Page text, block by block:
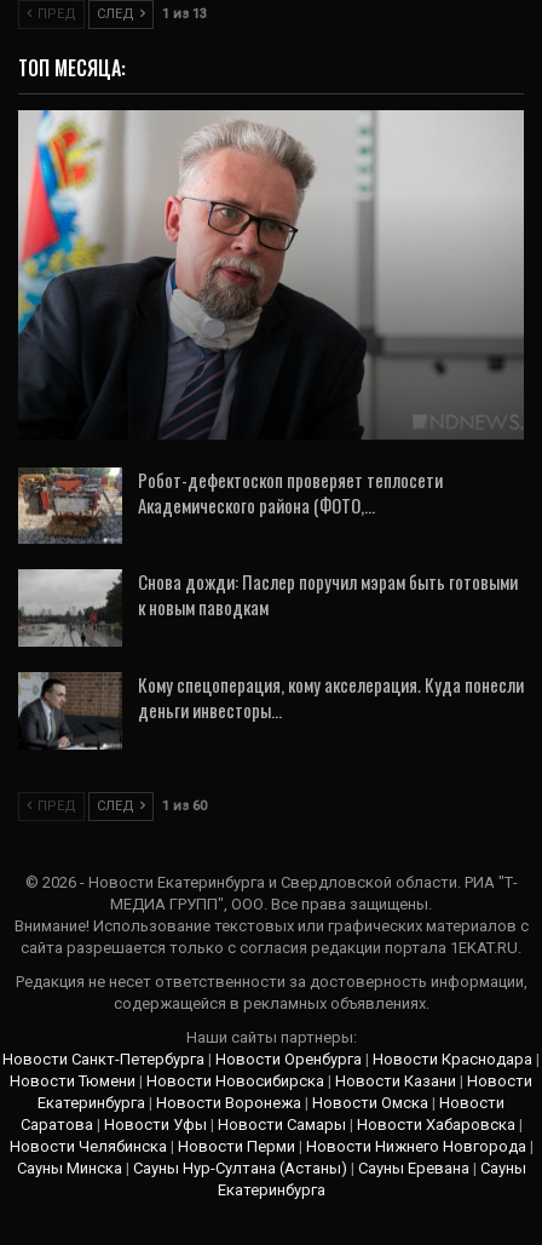
ПРЕД СЛЕД 1 из 13
ТОП МЕСЯЦА:
ИНТЕРВЬЮ
Квесты и квизы, ярмарки и субсидии:
департамент труда рассказал, что
помогает…
Робот-дефектоскоп проверяет теплосети
Академического района (ФОТО,…
Снова дожди: Паслер поручил мэрам быть готовыми
к новым паводкам
Кому спецоперация, кому акселерация. Куда понесли
деньги инвесторы…
ПРЕД СЛЕД 1 из 60
© 2026 - Новости Екатеринбурга и Свердловской области. РИА "Т-
МЕДИА ГРУПП", ООО. Все права защищены.
Внимание! Использование текстовых или графических материалов с
сайта разрешается только c согласия редакции портала 1EKAT.RU.
Редакция не несет ответственности за достоверность информации,
содержащейся в рекламных объявлениях.
Наши сайты партнеры:
Новости Санкт-Петербурга | Новости Оренбурга | Новости Краснодара |
Новости Тюмени | Новости Новосибирска | Новости Казани | Новости
Екатеринбурга | Новости Воронежа | Новости Омска | Новости
Саратова | Новости Уфы | Новости Самары | Новости Хабаровска |
Новости Челябинска | Новости Перми | Новости Нижнего Новгорода |
Сауны Минска | Сауны Нур-Султана (Астаны) | Сауны Еревана | Сауны
Екатеринбурга